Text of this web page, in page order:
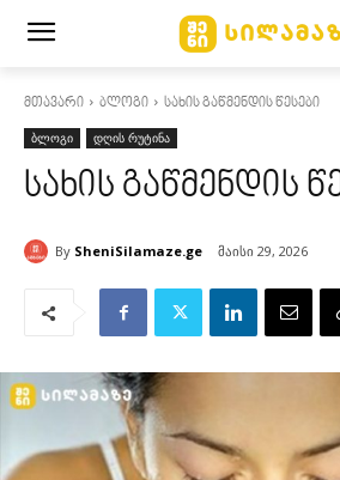
მთავარი ბლოგი სახის გაწმენდის წესები
ბლოგი დღის რუტინა
სახის გაწმენდის
By SheniSilamaze.ge მაისი 29, 2026